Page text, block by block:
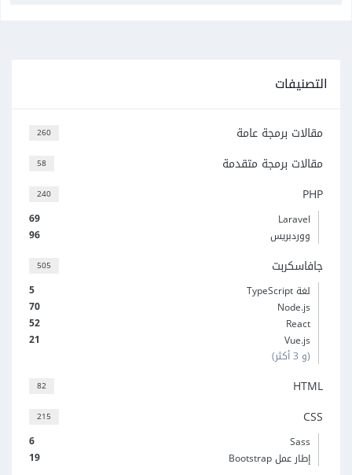
التصنيفات
260 مقالات برمجة عامة
58 مقالات برمجة متقدمة
240 PHP
69
Laravel
96
ووردبريس
505 جافاسكربت
5
لغة TypeScript
70
Node.js
52
React
21
Vue.js
(و 3 أكثر)
82 HTML
215 CSS
6
Sass
19
إطار عمل Bootstrap